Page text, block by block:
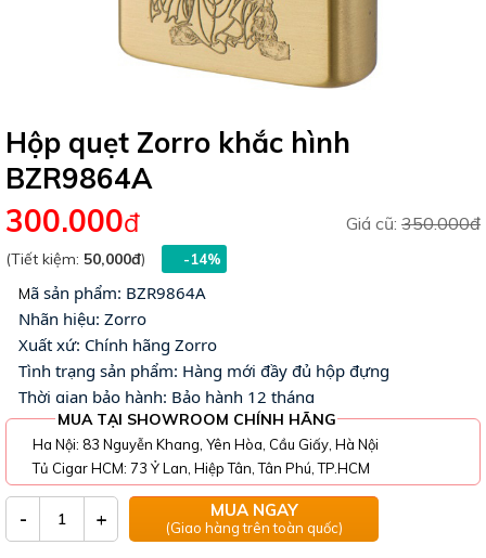
Hộp quẹt Zorro khắc hình
BZR9864A
Giá cũ: 350.000đ
300.000đ
(Tiết kiệm: 50,000đ)
-14%
Mã sản phẩm: BZR9864A
Nhãn hiệu: Zorro
Xuất xứ: Chính hãng Zorro
Tình trạng sản phẩm: Hàng mới đầy đủ hộp đựng
Thời gian bảo hành: Bảo hành 12 tháng
MUA TẠI SHOWROOM CHÍNH HÃNG
Ha Nội: 83 Nguyễn Khang, Yên Hòa, Cầu Giấy, Hà Nội
Tủ Cigar HCM: 73 Ỷ Lan, Hiệp Tân, Tân Phú, TP.HCM
- + MUA NGAY
(Giao hàng trên toàn quốc)